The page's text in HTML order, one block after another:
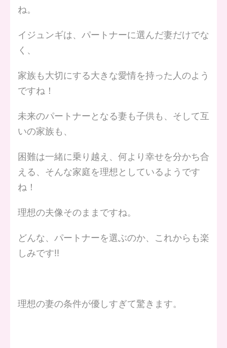
ね。
イジュンギは、パートナーに選んだ妻だけでな
く、
家族も大切にする大きな愛情を持った人のよう
ですね！
未来のパートナーとなる妻も子供も、そして互
いの家族も、
困難は一緒に乗り越え、何より幸せを分かち合
える、そんな家庭を理想としているようです
ね！
理想の夫像そのままですね。
どんな、パートナーを選ぶのか、これからも楽
しみです‼
理想の妻の条件が優しすぎて驚きます。